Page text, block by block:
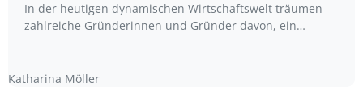
In der heutigen dynamischen Wirtschaftswelt träumen
zahlreiche Gründerinnen und Gründer davon, ein…
Katharina Möller